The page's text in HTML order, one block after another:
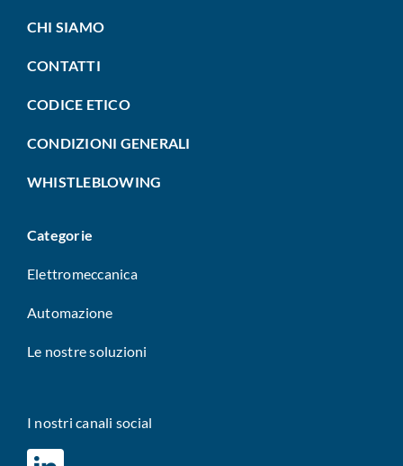
CHI SIAMO
CONTATTI
CODICE ETICO
CONDIZIONI GENERALI
WHISTLEBLOWING
Categorie
Elettromeccanica
Automazione
Le nostre soluzioni
I nostri canali social